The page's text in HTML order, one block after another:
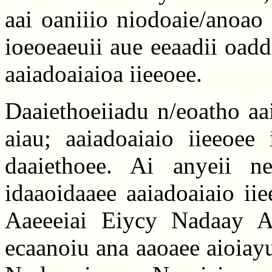
aai oaniiio niodoaie/
ioeoeaeuii aue eeaadii
aaiadoaiaioa iieeoee.
Daaiethoeiiadu n/eoatho
aiau; aaiadoaiaio
daaiethoee. Ai anyeii
idaaoidaaee aaiadoaiaio
Aaeeeiai Eiycy Nadaay
ecaanoiu ana aaoaee